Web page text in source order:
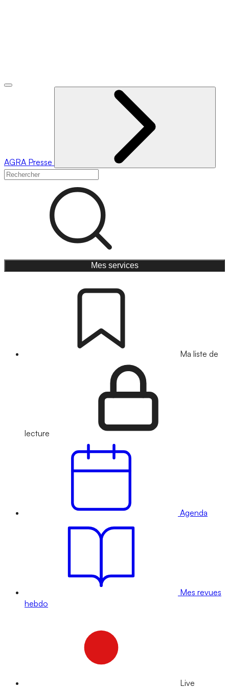
AGRA Presse
Mes services
Ma liste de
lecture
Agenda
Mes revues
hebdo
Live